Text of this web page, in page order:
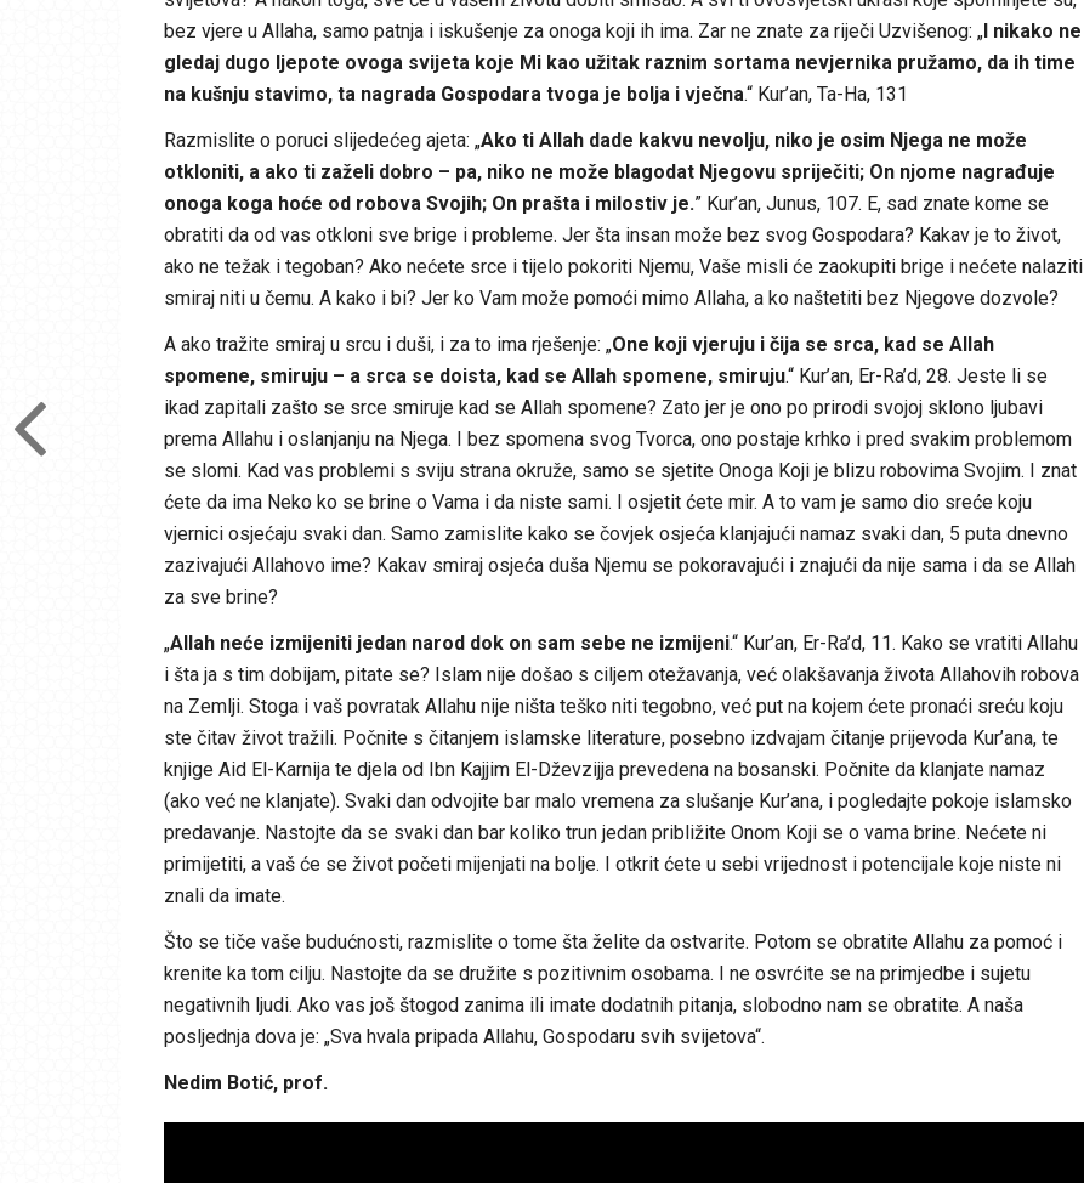
bez vjere u Allaha, samo patnja i iskušenje za onoga koji ih ima. Zar ne znate za riječi Uzvišenog: „I nikako ne
gledaj dugo ljepote ovoga svijeta koje Mi kao užitak raznim sortama nevjernika pružamo, da ih time
na kušnju stavimo, ta nagrada Gospodara tvoga je bolja i vječna.“ Kur’an, Ta-Ha, 131
Razmislite o poruci slijedećeg ajeta: „Ako ti Allah dade kakvu nevolju, niko je osim Njega ne može
otkloniti, a ako ti zaželi dobro – pa, niko ne može blagodat Njegovu spriječiti; On njome nagrađuje
onoga koga hoće od robova Svojih; On prašta i milostiv je.” Kur’an, Junus, 107. E, sad znate kome se
obratiti da od vas otkloni sve brige i probleme. Jer šta insan može bez svog Gospodara? Kakav je to život,
ako ne težak i tegoban? Ako nećete srce i tijelo pokoriti Njemu, Vaše misli će zaokupiti brige i nećete nalaziti
smiraj niti u čemu. A kako i bi? Jer ko Vam može pomoći mimo Allaha, a ko naštetiti bez Njegove dozvole?
A ako tražite smiraj u srcu i duši, i za to ima rješenje: „One koji vjeruju i čija se srca, kad se Allah
spomene, smiruju – a srca se doista, kad se Allah spomene, smiruju.“ Kur’an, Er-Ra’d, 28. Jeste li se
ikad zapitali zašto se srce smiruje kad se Allah spomene? Zato jer je ono po prirodi svojoj sklono ljubavi
prema Allahu i oslanjanju na Njega. I bez spomena svog Tvorca, ono postaje krhko i pred svakim problemom
se slomi. Kad vas problemi s sviju strana okruže, samo se sjetite Onoga Koji je blizu robovima Svojim. I znat
ćete da ima Neko ko se brine o Vama i da niste sami. I osjetit ćete mir. A to vam je samo dio sreće koju
vjernici osjećaju svaki dan. Samo zamislite kako se čovjek osjeća klanjajući namaz svaki dan, 5 puta dnevno
zazivajući Allahovo ime? Kakav smiraj osjeća duša Njemu se pokoravajući i znajući da nije sama i da se Allah
za sve brine?
„Allah neće izmijeniti jedan narod dok on sam sebe ne izmijeni.“ Kur’an, Er-Ra’d, 11. Kako se vratiti Allahu
i šta ja s tim dobijam, pitate se? Islam nije došao s ciljem otežavanja, već olakšavanja života Allahovih robova
na Zemlji. Stoga i vaš povratak Allahu nije ništa teško niti tegobno, već put na kojem ćete pronaći sreću koju
ste čitav život tražili. Počnite s čitanjem islamske literature, posebno izdvajam čitanje prijevoda Kur’ana, te
knjige Aid El-Karnija te djela od Ibn Kajjim El-Dževzijja prevedena na bosanski. Počnite da klanjate namaz
(ako već ne klanjate). Svaki dan odvojite bar malo vremena za slušanje Kur’ana, i pogledajte pokoje islamsko
predavanje. Nastojte da se svaki dan bar koliko trun jedan približite Onom Koji se o vama brine. Nećete ni
primijetiti, a vaš će se život početi mijenjati na bolje. I otkrit ćete u sebi vrijednost i potencijale koje niste ni
znali da imate.
Što se tiče vaše budućnosti, razmislite o tome šta želite da ostvarite. Potom se obratite Allahu za pomoć i
krenite ka tom cilju. Nastojte da se družite s pozitivnim osobama. I ne osvrćite se na primjedbe i sujetu
negativnih ljudi. Ako vas još štogod zanima ili imate dodatnih pitanja, slobodno nam se obratite. A naša
posljednja dova je: „Sva hvala pripada Allahu, Gospodaru svih svijetova“.
Nedim Botić, prof.